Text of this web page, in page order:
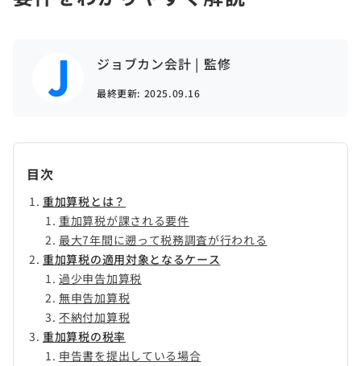
ジョブカン会計 | 監修
最終更新: 2025.09.16
目次
重加算税とは？
重加算税が課される要件
最大7年間に遡って税務調査が行われる
重加算税の適用対象となるケース
過少申告加算税
無申告加算税
不納付加算税
重加算税の税率
申告書を提出している場合